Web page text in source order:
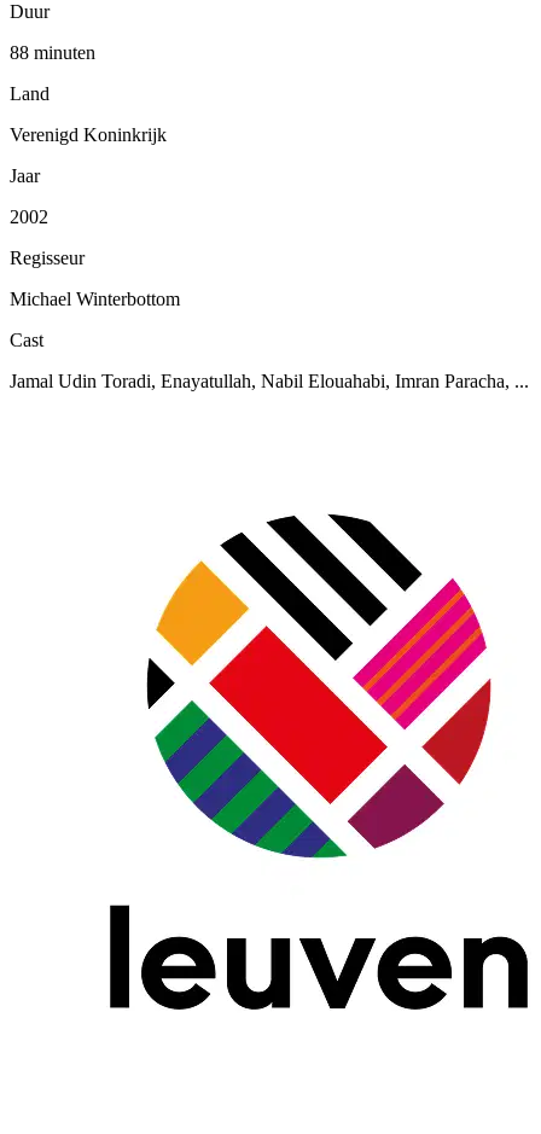
Duur
88 minuten
Land
Verenigd Koninkrijk
Jaar
2002
Regisseur
Michael Winterbottom
Cast
Jamal Udin Toradi, Enayatullah, Nabil Elouahabi, Imran Paracha, ...